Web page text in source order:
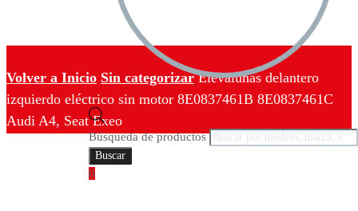
Búsqueda de productos
Buscar
0
Volver a Inicio Sin categorizar Elevalunas delantero
izquierdo eléctrico sin motor 8E0837461B 8E0837461C
Audi A4, Seat Exeo